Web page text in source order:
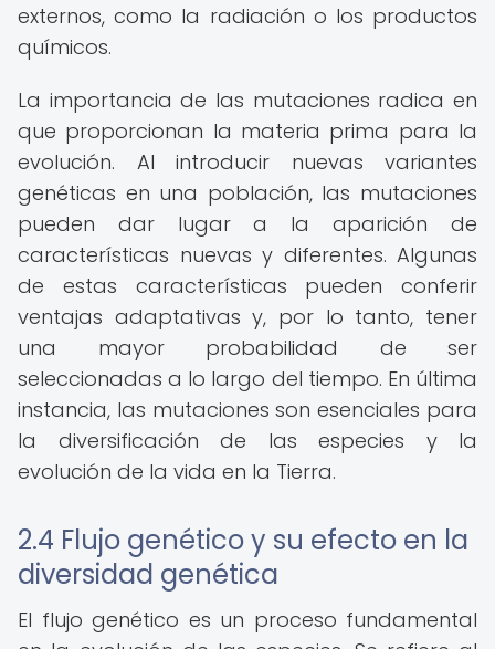
externos, como la radiación o los productos
químicos.
La importancia de las mutaciones radica en
que proporcionan la materia prima para la
evolución. Al introducir nuevas variantes
genéticas en una población, las mutaciones
pueden dar lugar a la aparición de
características nuevas y diferentes. Algunas
de estas características pueden conferir
ventajas adaptativas y, por lo tanto, tener
una mayor probabilidad de ser
seleccionadas a lo largo del tiempo. En última
instancia, las mutaciones son esenciales para
la diversificación de las especies y la
evolución de la vida en la Tierra.
2.4 Flujo genético y su efecto en la
diversidad genética
El flujo genético es un proceso fundamental